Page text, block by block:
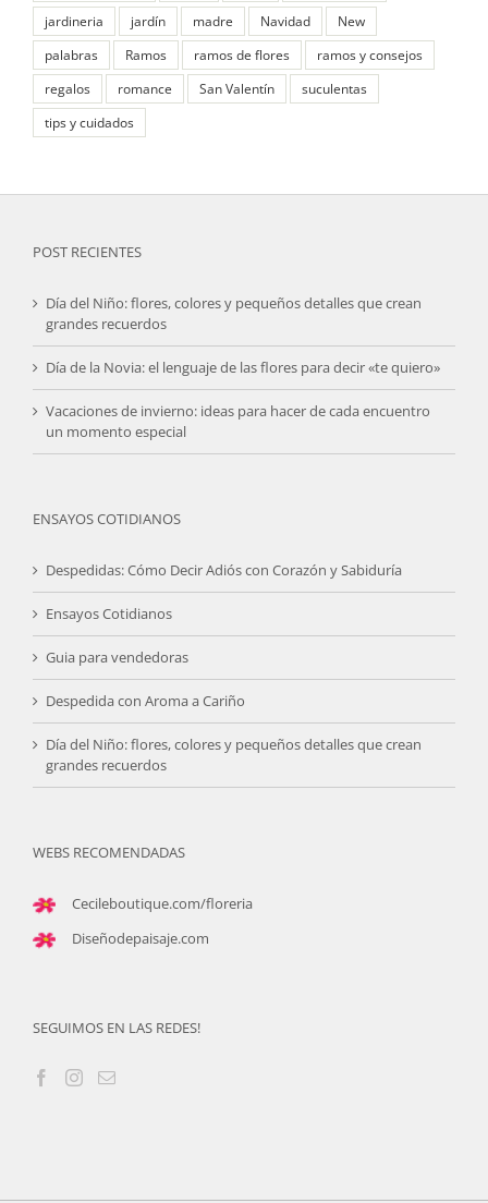
jardineria
jardín madre Navidad
New
palabras
Ramos ramos de flores
ramos y consejos
regalos
romance San Valentín
suculentas
tips y cuidados
POST RECIENTES
Día del Niño: flores, colores y pequeños detalles que crean
grandes recuerdos
Día de la Novia: el lenguaje de las flores para decir «te quiero»
Vacaciones de invierno: ideas para hacer de cada encuentro
un momento especial
ENSAYOS COTIDIANOS
Despedidas: Cómo Decir Adiós con Corazón y Sabiduría
Ensayos Cotidianos
Guia para vendedoras
Despedida con Aroma a Cariño
Día del Niño: flores, colores y pequeños detalles que crean
grandes recuerdos
WEBS RECOMENDADAS
Cecileboutique.com/floreria
Diseñodepaisaje.com
SEGUIMOS EN LAS REDES!